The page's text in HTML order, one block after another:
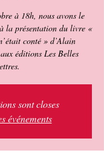
à 18h, nous avons le
la présentation du livre «
conté » d’Alain
éditions Les Belles
sont closes
événements